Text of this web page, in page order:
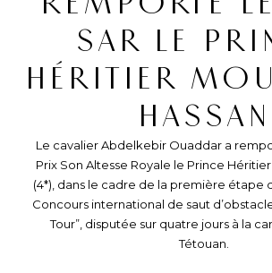
SAR LE
HÉRITIER
HASSAN
Le cavalier Abdelkebir Ouaddar a
Prix Son Altesse Royale le Prince Héritier
(4*), dans le cadre de la première étape
Concours international de saut
Tour”, disputée sur quatre jours à la
Tétouan.